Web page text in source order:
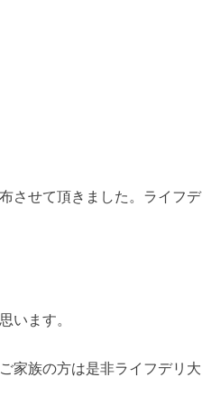
させて頂きました。ライフデ
います。
家族の方は是非ライフデリ大